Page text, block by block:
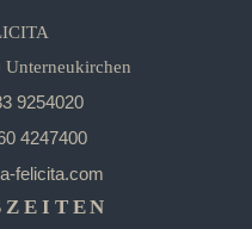
Unterneukirchen
9254020
4247400
felicita.com